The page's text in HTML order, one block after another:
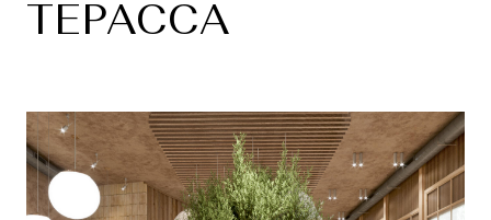
ТЕРАССА